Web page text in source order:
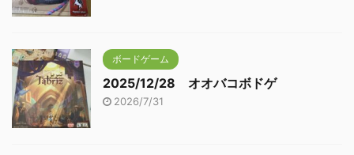
ボードゲーム
2025/12/28 オオバコボドゲ
2026/7/31